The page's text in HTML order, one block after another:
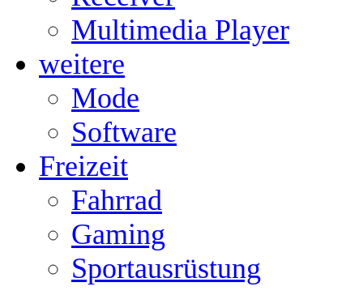
Multimedia Player
weitere
Mode
Software
Freizeit
Fahrrad
Gaming
Sportausrüstung